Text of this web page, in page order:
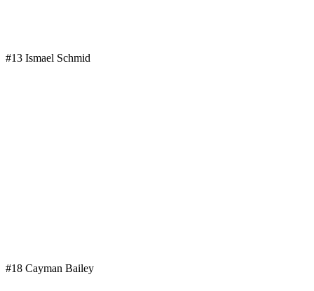
#13 Ismael Schmid
#18 Cayman Bailey